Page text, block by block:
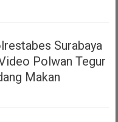
Surabaya
Polwan Tegur
Makan